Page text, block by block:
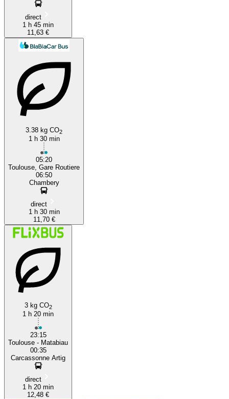
direct
1 h 45 min
11,63 €
3.38 kg CO2
1 h 30 min
05:20
Toulouse, Gare Routiere
06:50
Chambery
direct
1 h 30 min
11,70 €
3 kg CO2
1 h 20 min
23:15
Toulouse - Matabiau
00:35
Carcassonne Artig
direct
1 h 20 min
12,48 €